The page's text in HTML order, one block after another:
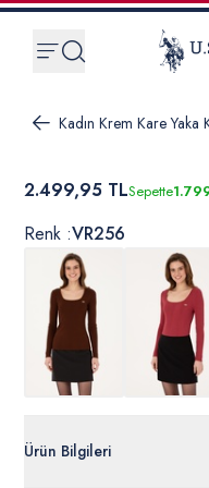
Kadın Krem Kare Yaka
2.499,95 TLSepette
Renk :VR256
Ürün Bilgileri